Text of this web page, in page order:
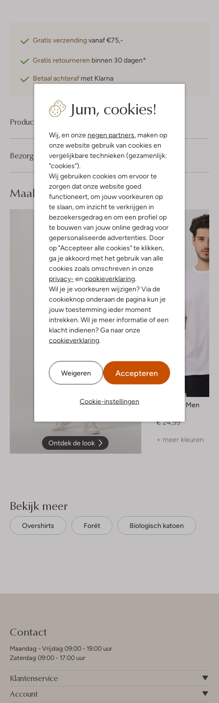
Jum, cookies!
Wij, en onze negen partners, maken op
onze website gebruik van cookies en
vergelijkbare technieken (gezamenlijk:
"cookies").
Wij gebruiken cookies om ervoor te
zorgen dat onze website goed
functioneert, om jouw voorkeuren op
te slaan, om inzicht te verkrijgen in
bezoekersgedrag en om een profiel op
te bouwen van jouw online gedrag voor
gepersonaliseerde advertenties. Door
op "Accepteer alle cookies" te klikken,
ga je akkoord met het gebruik van alle
cookies zoals omschreven in onze
privacy- en cookieverklaring.
Wil je je voorkeuren wijzigen? Via de
cookieknop onderaan de pagina kun je
jouw toestemming ieder moment
intrekken. Wil je meer informatie of een
klacht indienen? Ga naar onze
cookieverklaring.
Weigeren Accepteren
Cookie-instellingen
Gratis verzendingvanaf €75,-
Gratis retourneren binnen 30 dagen*
Betaal achteraf met Klarna
Product informatie
Bezorgen & retourneren
Maak jelook compleet
Ontdek de look
Selected Men
€ 24,99
+ meer kleuren
Bekijk meer
Overshirts Forét Biologisch katoen
Contact
Maandag - Vrijdag 09:00 - 19:00 uur
Zaterdag 09:00 - 17:00 uur
Klantenservice
Account